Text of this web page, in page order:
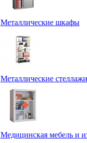
Металлические шкафы
Металлические стеллажи
Медицинская мебель и